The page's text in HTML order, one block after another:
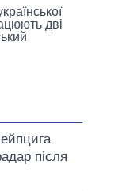
дві
після